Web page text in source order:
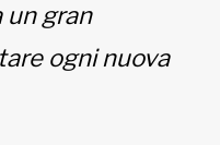
un gran
ogni nuova